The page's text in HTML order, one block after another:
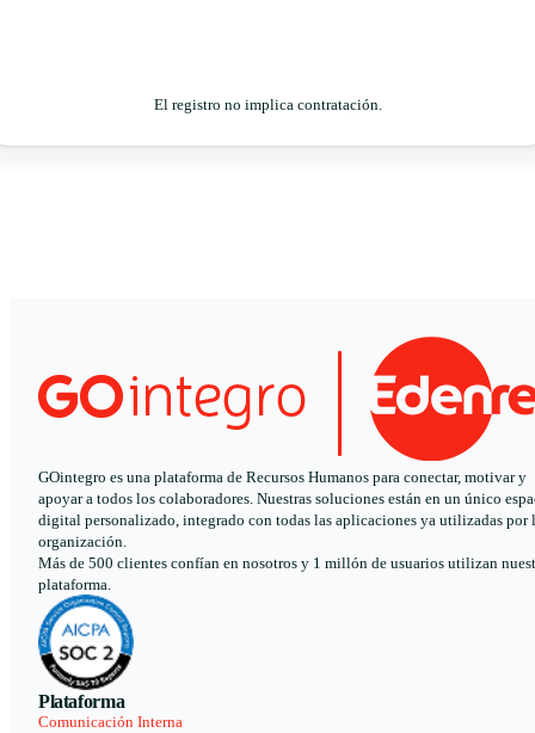
El registro no implica contratación.
GOintegro es una plataforma de Recursos Humanos para conectar, motivar y
apoyar a todos los colaboradores. Nuestras soluciones están en un único
digital personalizado, integrado con todas las aplicaciones ya utilizadas por
organización.
Más de 500 clientes confían en nosotros y 1 millón de usuarios utilizan
plataforma.
Plataforma
Comunicación Interna